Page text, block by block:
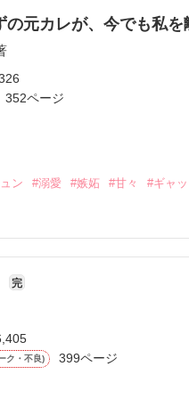
の元カレが、今でも私を
352ページ
ン #溺愛 #嫉妬 #甘々 #ギャ
。
た彼を自分から振った。
に、
校で”王子様”と呼ばれる人気
完
ク・不良) 399ページ